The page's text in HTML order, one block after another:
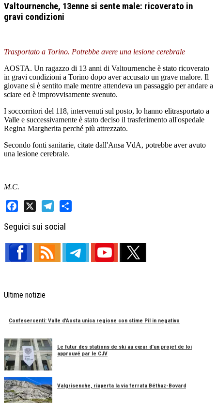
Valtournenche, 13enne si sente male: ricoverato in
gravi condizioni
Trasportato a Torino. Potrebbe avere una lesione cerebrale
AOSTA. Un ragazzo di 13 anni di Valtournenche è stato ricoverato
in gravi condizioni a Torino dopo aver accusato un grave malore. Il
giovane si è sentito male mentre attendeva un passaggio per andare a
sciare ed è improvvisamente svenuto.
I soccorritori del 118, intervenuti sul posto, lo hanno elitrasportato a
Valle e successivamente è stato deciso il trasferimento all'ospedale
Regina Margherita perché più attrezzato.
Secondo fonti sanitarie, citate dall'Ansa VdA, potrebbe aver avuto
una lesione cerebrale.
M.C.
Seguici sui social
Ultime notizie
Confesercenti: Valle d'Aosta unica regione con stime Pil in negativo
Le futur des stations de ski au cœur d'un projet de loi
approuvé par le CJV
Valgrisenche, riaperta la via ferrata Béthaz-Bovard